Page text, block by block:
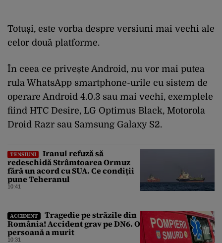
Totuși, este vorba despre versiuni mai vechi ale
celor două platforme.
În ceea ce privește Android, nu vor mai putea
rula WhatsApp smartphone-urile cu sistem de
operare Android 4.0.3 sau mai vechi, exemplele
fiind HTC Desire, LG Optimus Black, Motorola
Droid Razr sau Samsung Galaxy S2.
TENSIUNI
Iranul refuză să
redeschidă Strâmtoarea Ormuz
fără un acord cu SUA. Ce condiții
pune Teheranul
10:41
ACCIDENT
Tragedie pe străzile din
România! Accident grav pe DN6. O
persoană a murit
10:31